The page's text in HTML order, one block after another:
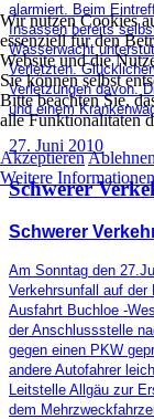
alarmiert. Beim
Insassen bereits
Wasserwacht
Verletzten.
Verletzungen davon.
und einem
27. Juni 2010
Schwerer
Schwerer
Am Sonntag den
Verkehrsunfall auf
Ausfahrt Buchloe -
der Anschlussstelle
gegen einen PKW
andere Autofahrer
Leitstelle Allgäu zur
dem
Wir nutzen Cookies
essenziell für den
Website und die
Sie können selbst
Bitte beachten Sie,
alle Funktionalitäten
AkzeptierenAblehnen
Weitere Informationen